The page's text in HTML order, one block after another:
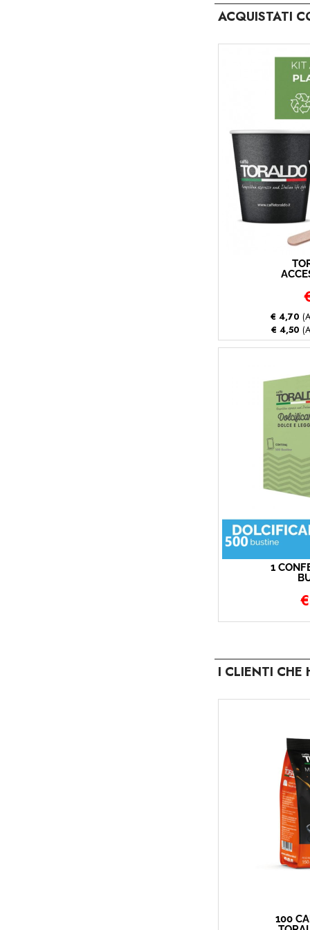
ACQUISTATI
€ 4,70
€ 4,50
1
€
I CLIENTI CHE
100